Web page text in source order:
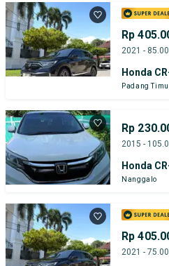
Rp
2021 -
Honda
Padang
Rp
2015 -
Honda
Nanggalo
Rp
2021 -